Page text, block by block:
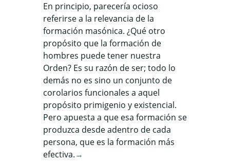
En principio, parecería ocioso
referirse a la relevancia de la
formación masónica. ¿Qué otro
propósito que la formación de
hombres puede tener nuestra
Orden? Es su razón de ser; todo lo
demás no es sino un conjunto de
corolarios funcionales a aquel
propósito primigenio y existencial.
Pero apuesta a que esa formación se
produzca desde adentro de cada
persona, que es la formación más
efectiva.→